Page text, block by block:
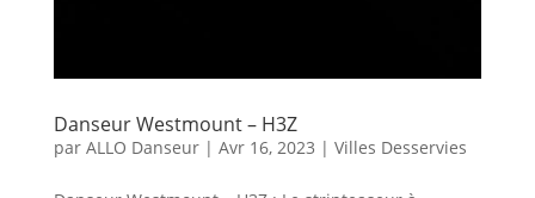
Danseur Westmount – H3Z
par ALLO Danseur| Avr 16, 2023 | Villes Desservies